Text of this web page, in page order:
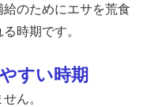
のためにエサを荒食
時期です。
すい時期
ん。